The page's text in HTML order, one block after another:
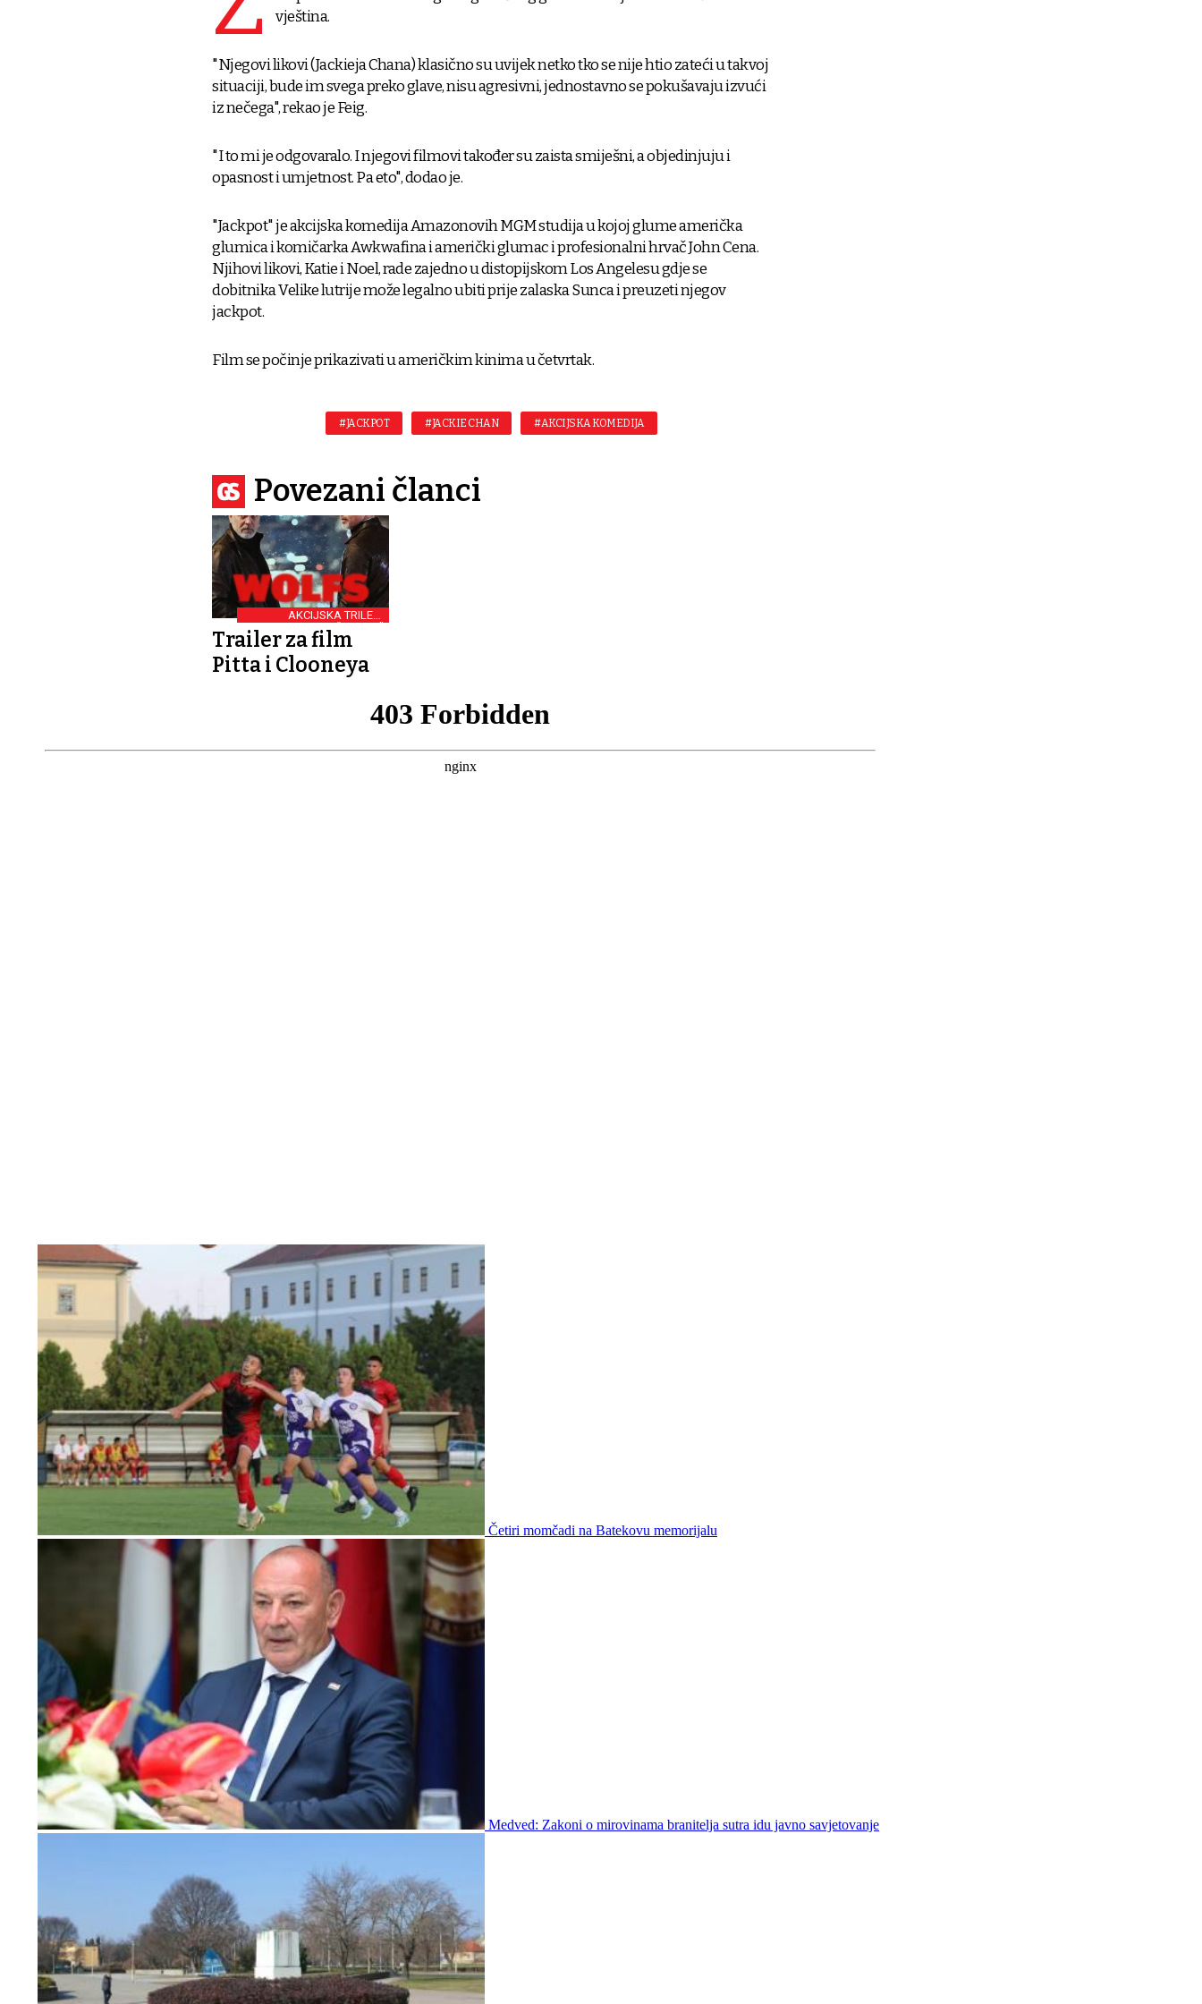
vještina.
"Njegovi likovi (Jackieja Chana) klasično su uvijek netko tko se nije htio zateći u takvoj
situaciji, bude im svega preko glave, nisu agresivni, jednostavno se pokušavaju izvući
iz nečega", rekao je Feig.
"I to mi je odgovaralo. I njegovi filmovi također su zaista smiješni, a objedinjuju i
opasnost i umjetnost. Pa eto", dodao je.
"Jackpot" je akcijska komedija Amazonovih MGM studija u kojoj glume američka
glumica i komičarka Awkwafina i američki glumac i profesionalni hrvač John Cena.
Njihovi likovi, Katie i Noel, rade zajedno u distopijskom Los Angelesu gdje se
dobitnika Velike lutrije može legalno ubiti prije zalaska Sunca i preuzeti njegov
jackpot.
Film se počinje prikazivati u američkim kinima u četvrtak.
#JACKPOT #JACKIE CHAN #AKCIJSKA KOMEDIJA
Povezani članci
AKCIJSKA TRILER-
KOMEDIJA “WOLFS”
Trailer za film
Pitta i Clooneya
Četiri momčadi na Batekovu memorijalu
Medved: Zakoni o mirovinama branitelja sutra idu javno savjetovanje